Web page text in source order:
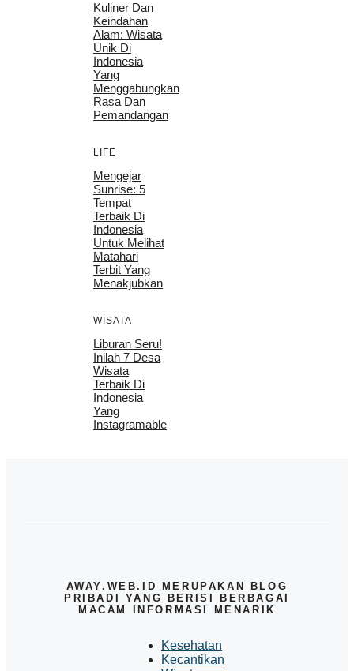
Kuliner Dan
Keindahan
Alam: Wisata
Unik Di
Indonesia
Yang
Menggabungkan
Rasa Dan
Pemandangan
LIFE
Mengejar
Sunrise: 5
Tempat
Terbaik Di
Indonesia
Untuk Melihat
Matahari
Terbit Yang
Menakjubkan
WISATA
Liburan Seru!
Inilah 7 Desa
Wisata
Terbaik Di
Indonesia
Yang
Instagramable
AWAY.WEB.ID MERUPAKAN BLOG
PRIBADI YANG BERISI BERBAGAI
MACAM INFORMASI MENARIK
Kesehatan
Kecantikan